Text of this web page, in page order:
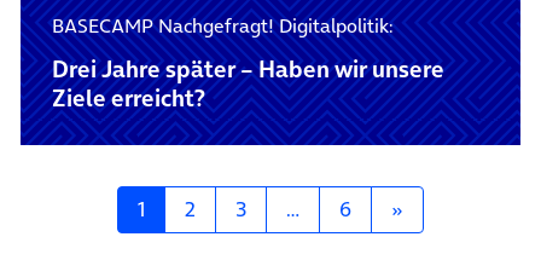
BASECAMP Nachgefragt! Digitalpolitik:
Drei Jahre später – Haben wir unsere
Ziele erreicht?
Posts navigation
1 2 3 … 6 »